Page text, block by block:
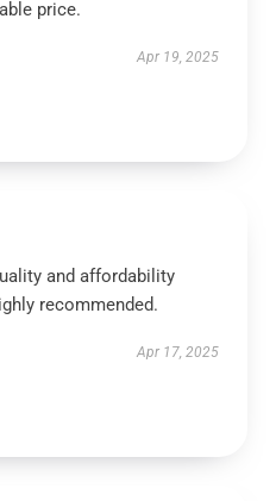
price.
Apr 19, 2025
and affordability
recommended.
Apr 17, 2025